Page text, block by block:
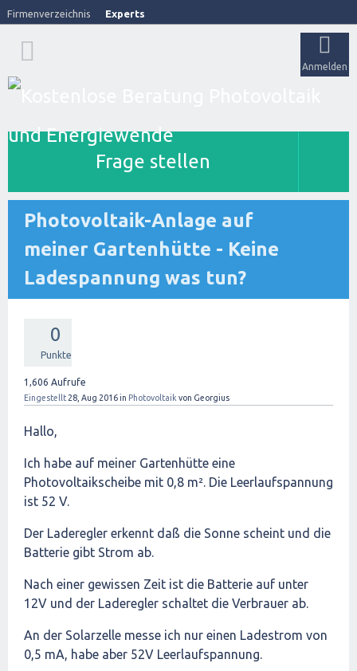
Firmenverzeichnis Experts
Anmelden
Frage stellen
Photovoltaik-Anlage auf
meiner Gartenhütte - Keine
Ladespannung was tun?
0
Punkte
1,606 Aufrufe
Eingestellt 28, Aug 2016in Photovoltaik von Georgius
Hallo,
Ich habe auf meiner Gartenhütte eine
Photovoltaikscheibe mit 0,8 m². Die Leerlaufspannung
ist 52 V.
Der Laderegler erkennt daß die Sonne scheint und die
Batterie gibt Strom ab.
Nach einer gewissen Zeit ist die Batterie auf unter
12V und der Laderegler schaltet die Verbrauer ab.
An der Solarzelle messe ich nur einen Ladestrom von
0,5 mA, habe aber 52V Leerlaufspannung.